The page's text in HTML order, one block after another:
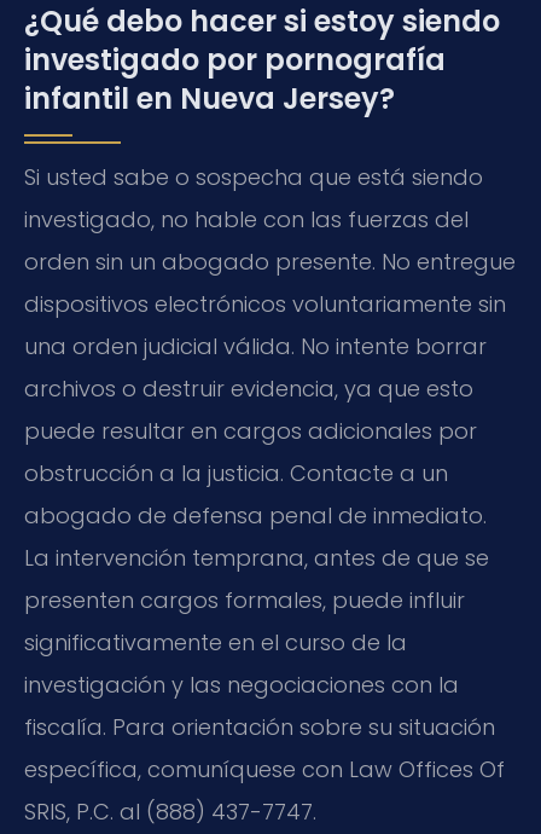
¿Qué debo hacer si estoy siendo
investigado por pornografía
infantil en Nueva Jersey?
Si usted sabe o sospecha que está siendo
investigado, no hable con las fuerzas del
orden sin un abogado presente. No entregue
dispositivos electrónicos voluntariamente sin
una orden judicial válida. No intente borrar
archivos o destruir evidencia, ya que esto
puede resultar en cargos adicionales por
obstrucción a la justicia. Contacte a un
abogado de defensa penal de inmediato.
La intervención temprana, antes de que se
presenten cargos formales, puede influir
significativamente en el curso de la
investigación y las negociaciones con la
fiscalía. Para orientación sobre su situación
específica, comuníquese con Law Offices Of
SRIS, P.C. al (888) 437-7747.